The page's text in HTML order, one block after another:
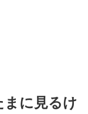
まに見るけ